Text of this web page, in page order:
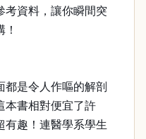
考資料，讓你瞬間突
是令人作嘔的解剖
本書相對便宜了許
有趣！連醫學系學生